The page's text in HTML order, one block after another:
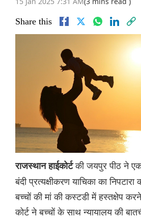
Share this
राजस्थान हाईकोर्टकी जयपुर पीठ ने
बंदी प्रत्यक्षीकरण याचिका का निपटारा
बच्चों की मां की कस्टडी में हस्तक्षेप
कोर्ट ने बच्चों के साथ न्यायालय की